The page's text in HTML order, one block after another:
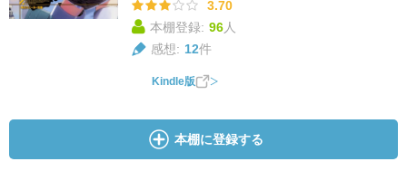
3.70
本棚登録: 96人
感想: 12件
Kindle版
本棚に登録する